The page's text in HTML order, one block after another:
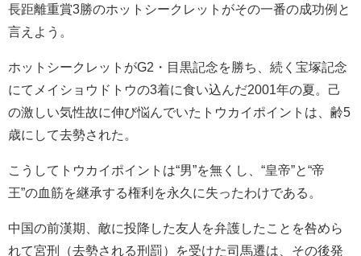
長距離重賞3勝のホットシークレットがその一番の成功例と
言えよう。
ホットシークレットがG2・目黒記念を勝ち、続く宝塚記念
にてメイショウドトウの3着に食い込んだ2001年の夏。己
の激しい気性故に伸び悩んでいたトウカイポイントは、齢5
歳にして去勢された。
こうしてトウカイポイントは“男”を無くし、“皇帝”と“帝
王”の血筋を継承する権利を永久に失ったわけである。
中国の前漢期、敵に投降した友人を弁護したことを咎めら
れて宮刑（去勢される刑罰）を受けた司馬遷は、その後発